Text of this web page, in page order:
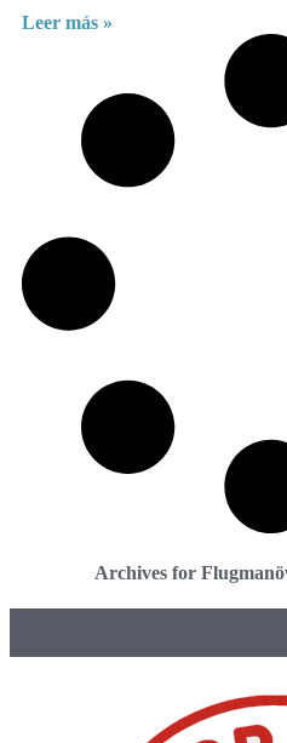
Leer más »
Archives for